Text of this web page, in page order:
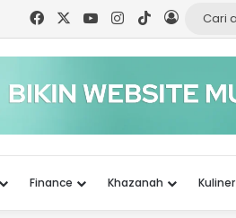
FacebookYouTubeInstagram
TikTokLog In
Finance Khazanah Kuliner